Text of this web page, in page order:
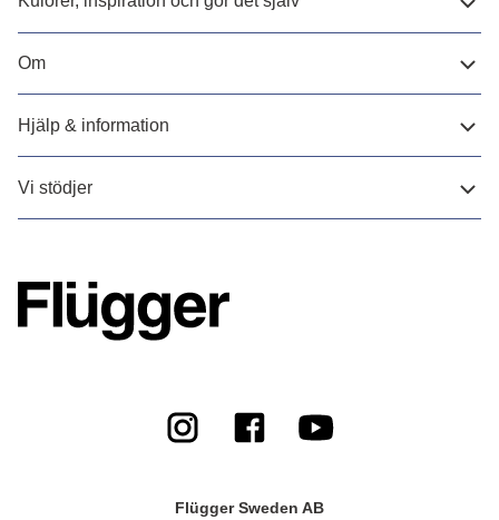
Om
Hjälp & information
Vi stödjer
Flügger Sweden AB